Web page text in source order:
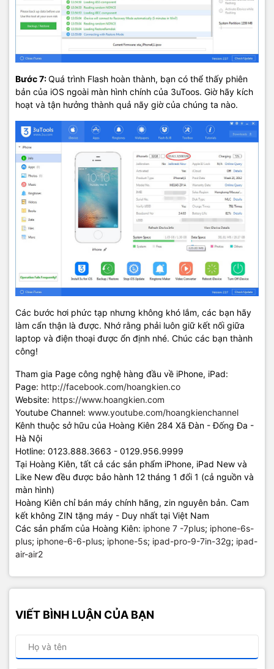
Bước 7:Quá trình Flash hoàn thành, bạn có thể thấy phiên
bản của iOS ngoài màn hình chính của 3uToos. Giờ hãy kích
hoạt và tận hưởng thành quả nãy giờ của chúng ta nào.
Các bước hơi phức tạp nhưng không khó lắm, các bạn hãy
làm cẩn thận là được. Nhớ rằng phải luôn giữ kết nối giữa
laptop và điện thoại được ổn định nhé. Chúc các bạn thành
công!
Tham gia Page công nghệ hàng đầu về iPhone, iPad:
Page: http://facebook.com/hoangkien.co
Website: https://www.hoangkien.com
Youtube Channel: www.youtube.com/hoangkienchannel
Kênh thuộc sở hữu của Hoàng Kiên 284 Xã Đàn - Đống Đa -
Hà Nội
Hotline: 0123.888.3663 - 0129.956.9999
Tại Hoàng Kiên, tất cả các sản phẩm iPhone, iPad New và
Like New đều được bảo hành 12 tháng 1 đổi 1 (cả nguồn và
màn hình)
Hoàng Kiên chỉ bán máy chính hãng, zin nguyên bản. Cam
kết không ZIN tặng máy - Duy nhất tại Việt Nam
Các sản phẩm của Hoàng Kiên: iphone 7 -7plus; iphone-6s-
plus; iphone-6-6-plus; iphone-5s; ipad-pro-9-7in-32g; ipad-
air-air2
VIẾT BÌNH LUẬN CỦA BẠN